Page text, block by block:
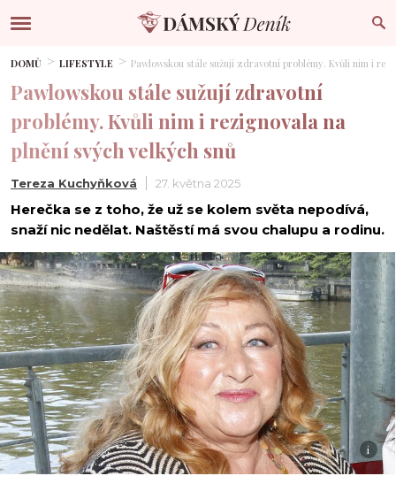
DOMŮ LIFESTYLE Pawlowskou stále sužují zdravotní problémy. Kvůli nim i
Pawlowskou stále sužují zdravotní
problémy. Kvůli nim i rezignovala na
plnění svých velkých snů
Tereza Kuchyňková 27. května 2025
Herečka se z toho, že už se kolem světa nepodívá,
snaží nic nedělat. Naštěstí má svou chalupu a rodinu.
i